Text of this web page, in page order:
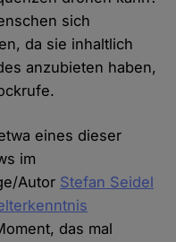
sich
da sie inhaltlich
anzubieten haben,
eines dieser
im
Autor Stefan Seidel
das mal